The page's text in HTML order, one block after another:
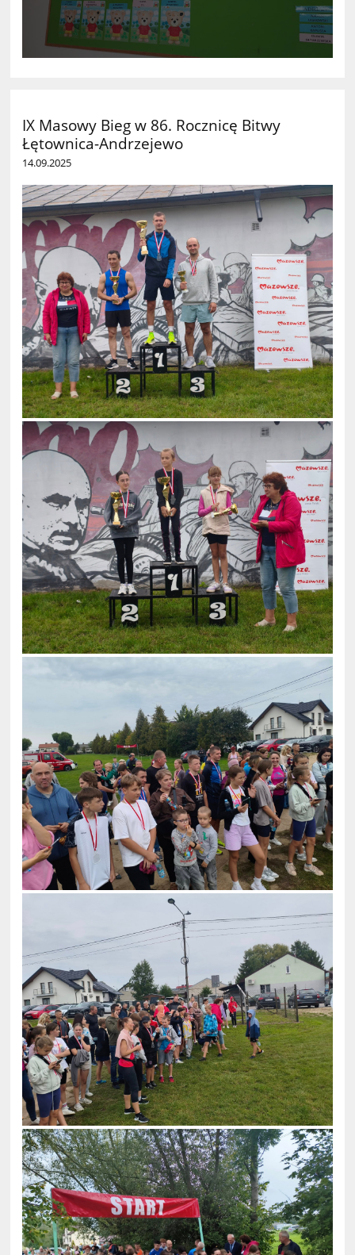
IX Masowy Bieg w 86. Rocznicę Bitwy
Łętownica-Andrzejewo
14.09.2025